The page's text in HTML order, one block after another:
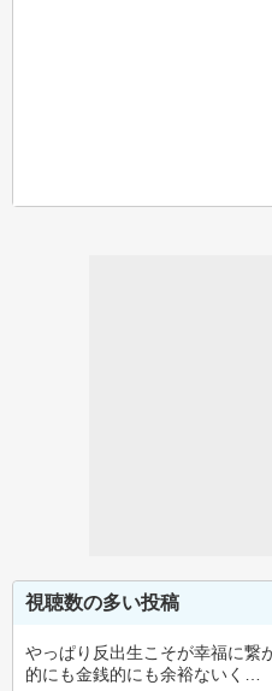
視聴数の多い投稿
やっぱり反出生こそが幸福に繋
的にも金銭的にも余裕ないく…